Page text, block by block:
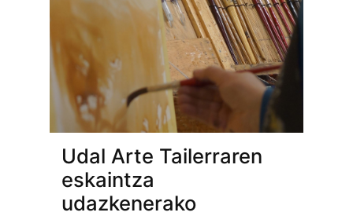
Udal Arte Tailerraren
eskaintza
udazkenerako